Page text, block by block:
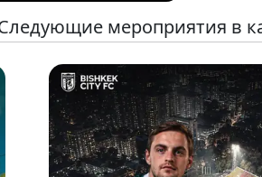
мероприятия в